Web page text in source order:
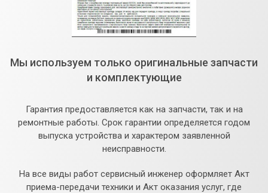
Мы используем только оригинальные запчасти
и комплектующие
Гарантия предоставляется как на запчасти, так и на
ремонтные работы. Срок гарантии определяется годом
выпуска устройства и характером заявленной
неисправности.
На все виды работ сервисный инженер оформляет Акт
приема-передачи техники и Акт оказания услуг, где